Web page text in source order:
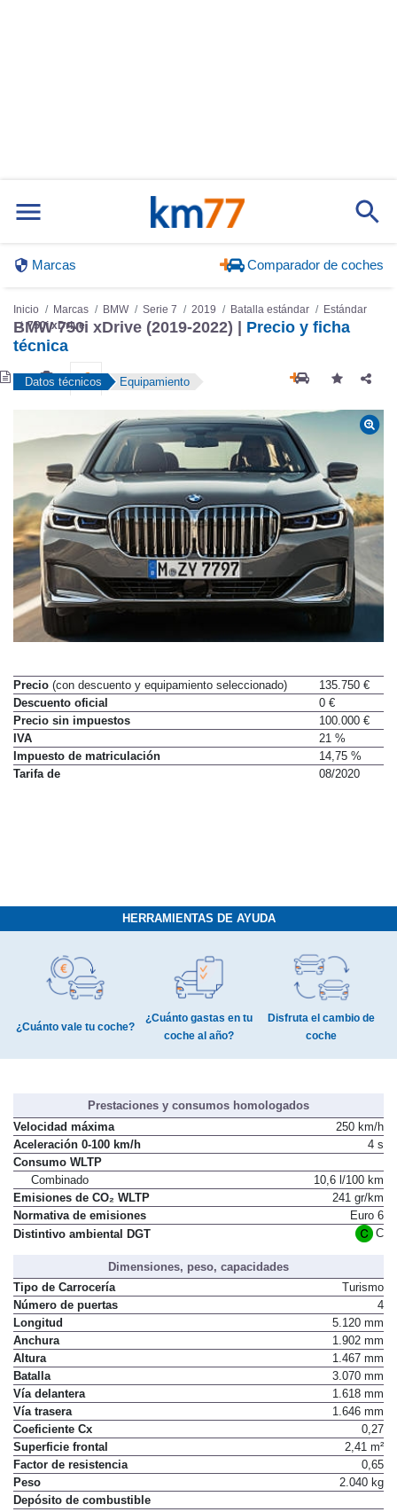
BMW 750i xDrive (2019-2022) |
Precio y ficha
Precio(con descuento y equipamiento seleccionado)
135.750 €
Descuento oficial
0 €
Precio sin impuestos
100.000 €
IVA
21 %
Impuesto de matriculación
14,75 %
HERRAMIENTAS DE AYUDA
¿Cuánto gastas en tu
Disfruta el cambio de
Prestaciones y consumos homologados
Velocidad máxima
250 km/h
Aceleración 0-100 km/h
Consumo WLTP
Combinado
10,6 l/100 km
Emisiones de CO₂ WLTP
241 gr/km
Normativa de emisiones
Euro 6
Dimensiones, peso, capacidades
Tipo de Carrocería
Turismo
Número de puertas
4
Longitud
5.120 mm
Anchura
1.902 mm
Altura
1.467 mm
Batalla
3.070 mm
Vía delantera
1.618 mm
Vía trasera
1.646 mm
Coeficiente Cx
0,27
Superficie frontal
2,41 m²
Factor de resistencia
0,65
Peso